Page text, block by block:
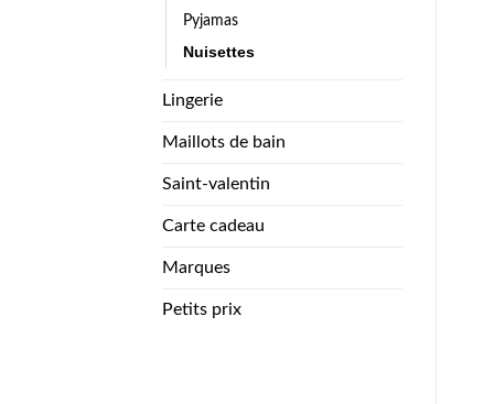
Pyjamas
Nuisettes
Lingerie
Maillots de bain
Saint-valentin
Carte cadeau
Marques
Petits prix